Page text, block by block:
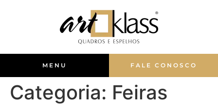
MENU FALE CONOSCO
Categoria: Feiras